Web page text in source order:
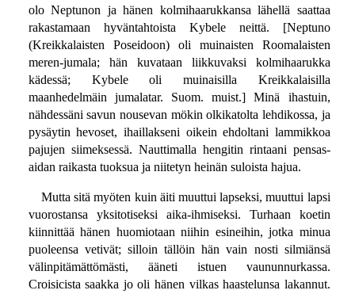
olo Neptunon ja hänen kolmihaarukkansa lähellä saattaa
rakastamaan hyväntahtoista Kybele neittä. [Neptuno
(Kreikkalaisten Poseidoon) oli muinaisten Roomalaisten
meren-jumala; hän kuvataan liikkuvaksi kolmihaarukka
kädessä; Kybele oli muinaisilla Kreikkalaisilla
maanhedelmäin jumalatar. Suom. muist.] Minä ihastuin,
nähdessäni savun nousevan mökin olkikatolta lehdikossa, ja
pysäytin hevoset, ihaillakseni oikein ehdoltani lammikkoa
pajujen siimeksessä. Nauttimalla hengitin rintaani pensas-
aidan raikasta tuoksua ja niitetyn heinän suloista hajua.
Mutta sitä myöten kuin äiti muuttui lapseksi, muuttui lapsi
vuorostansa yksitotiseksi aika-ihmiseksi. Turhaan koetin
kiinnittää hänen huomiotaan niihin esineihin, jotka minua
puoleensa vetivät; silloin tällöin hän vain nosti silmiänsä
välinpitämättömästi, ääneti istuen vaununnurkassa.
Croisicista saakka jo oli hänen vilkas haastelunsa lakannut.